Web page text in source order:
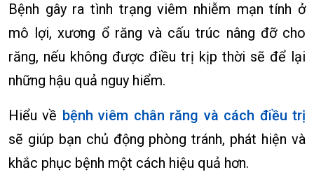
Bệnh gây ra tình trạng viêm nhiễm mạn tính ở
mô lợi, xương ổ răng và cấu trúc nâng đỡ cho
răng, nếu không được điều trị kịp thời sẽ để lại
những hậu quả nguy hiểm.
Hiểu về bệnh viêm chân răng và cách điều trị
sẽ giúp bạn chủ động phòng tránh, phát hiện và
khắc phục bệnh một cách hiệu quả hơn.